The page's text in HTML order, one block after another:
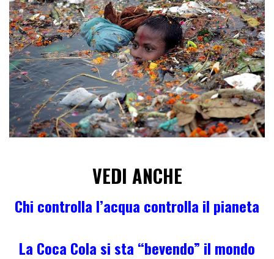
VEDI ANCHE
Chi controlla l’acqua controlla il pianeta
La Coca Cola si sta “bevendo” il mondo